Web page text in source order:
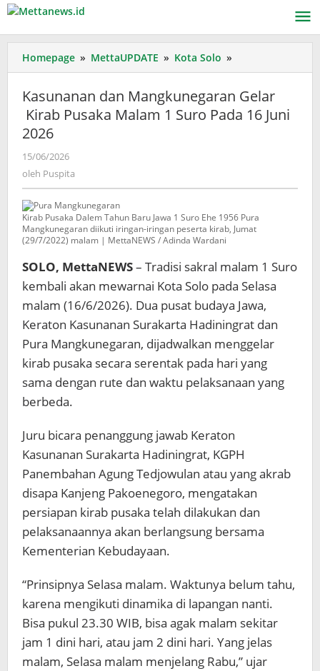
Lewati
konten
Homepage » MettaUPDATE » Kota Solo »
dan
Gelar
Kirab
Pada
Juni
2026
Kasunanan dan Mangkunegaran Gelar
Kirab Pusaka Malam 1 Suro Pada 16 Juni
2026
15/06/2026
oleh Puspita
Kirab Pusaka Dalem Tahun Baru Jawa 1 Suro Ehe 1956 Pura
Mangkunegaran diikuti iringan-iringan peserta kirab, Jumat
(29/7/2022) malam | MettaNEWS / Adinda Wardani
SOLO, MettaNEWS– Tradisi sakral malam 1 Suro
kembali akan mewarnai Kota Solo pada Selasa
malam (16/6/2026). Dua pusat budaya Jawa,
Keraton Kasunanan Surakarta Hadiningrat dan
Pura Mangkunegaran, dijadwalkan menggelar
kirab pusaka secara serentak pada hari yang
sama dengan rute dan waktu pelaksanaan yang
berbeda.
Juru bicara penanggung jawab Keraton
Kasunanan Surakarta Hadiningrat, KGPH
Panembahan Agung Tedjowulan atau yang akrab
disapa Kanjeng Pakoenegoro, mengatakan
persiapan kirab pusaka telah dilakukan dan
pelaksanaannya akan berlangsung bersama
Kementerian Kebudayaan.
“Prinsipnya Selasa malam. Waktunya belum tahu,
karena mengikuti dinamika di lapangan nanti.
Bisa pukul 23.30 WIB, bisa agak malam sekitar
jam 1 dini hari, atau jam 2 dini hari. Yang jelas
malam, Selasa malam menjelang Rabu,” ujar